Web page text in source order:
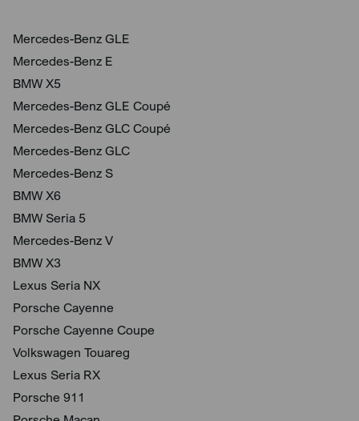
Mercedes-Benz GLE
Mercedes-Benz E
BMW X5
Mercedes-Benz GLE Coupé
Mercedes-Benz GLC Coupé
Mercedes-Benz GLC
Mercedes-Benz S
BMW X6
BMW Seria 5
Mercedes-Benz V
BMW X3
Lexus Seria NX
Porsche Cayenne
Porsche Cayenne Coupe
Volkswagen Touareg
Lexus Seria RX
Porsche 911